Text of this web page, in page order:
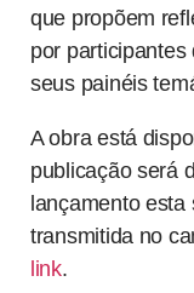
que propõem
por
seus painéis
A obra está
publicação será
lançamento
transmitida no
link.